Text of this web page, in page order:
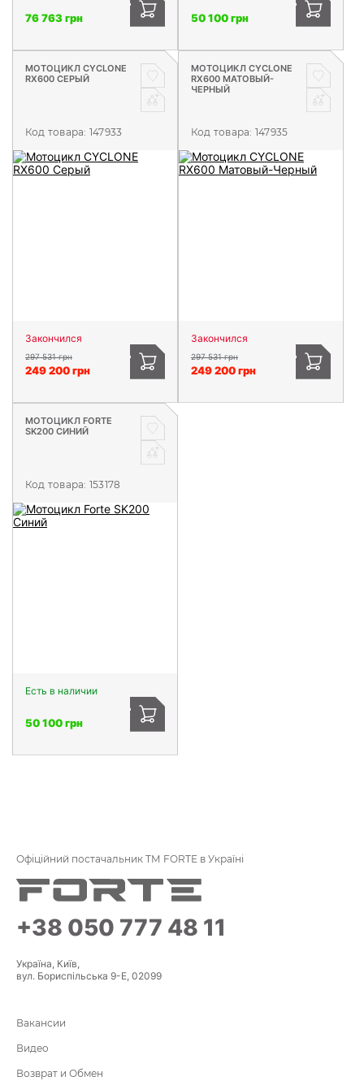
76 763 грн 50 100 грн
МОТОЦИКЛ CYCLONE
RX600 СЕРЫЙ
Код товара: 147933
Закончился
297 531 грн
249 200 грн
МОТОЦИКЛ CYCLONE
RX600 МАТОВЫЙ-
ЧЕРНЫЙ
Код товара: 147935
Закончился
297 531 грн
249 200 грн
МОТОЦИКЛ FORTE
SK200 СИНИЙ
Код товара: 153178
Есть в наличии
50 100 грн
Офіційний постачальник ТМ FORTE в Україні
+38 050 777 48 11
Україна, Київ,
вул. Бориспільська 9-Е, 02099
Вакансии
Видео
Возврат и Обмен